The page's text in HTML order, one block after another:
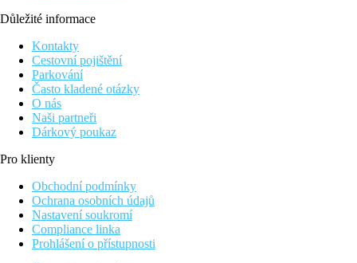
Důležité informace
Kontakty
Cestovní pojištění
Parkování
Často kladené otázky
O nás
Naši partneři
Dárkový poukaz
Pro klienty
Obchodní podmínky
Ochrana osobních údajů
Nastavení soukromí
Compliance linka
Prohlášení o přístupnosti